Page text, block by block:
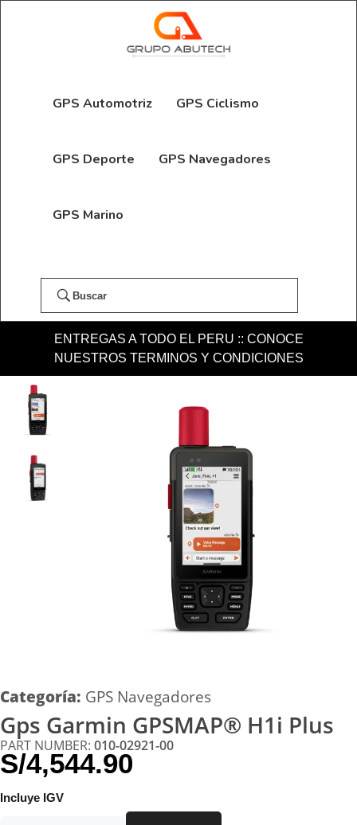
GPS Automotriz GPS Ciclismo
GPS Deporte GPS Navegadores
GPS Marino
Buscar
ENTREGAS A TODO EL PERU :: CONOCE
NUESTROS TERMINOS Y CONDICIONES
Categoría: GPS Navegadores
Gps Garmin GPSMAP® H1i Plus
PART NUMBER: 010-02921-00
S/4,544.90
Incluye IGV